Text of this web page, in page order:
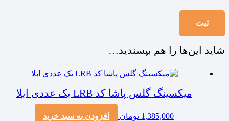
شاید این‌ها را هم بپسندید…
میکسینگ گلس پاشا کد LRB یک عددی ایلا
1,385,000 تومان افزودن به سبد خرید